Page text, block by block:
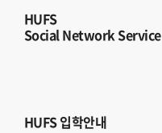
HUFS
Social Network Service
HUFS입학안내